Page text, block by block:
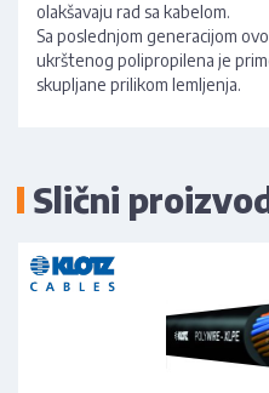
olakšavaju rad sa kabelom.
Sa poslednjom generacijom
ukrštenog polipropilena je
skupljane prilikom lemljenja.
Slični